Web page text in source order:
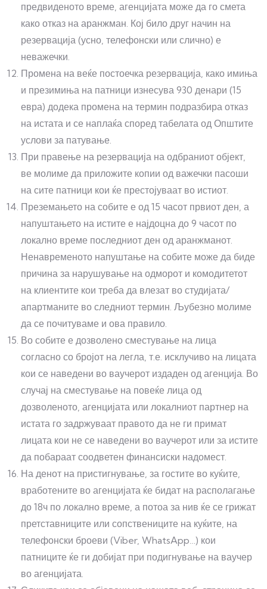
предвиденото време, агенцијата може да го смета
како отказ на аранжман. Кој било друг начин на
резервација (усно, телефонски или слично) е
неважечки.
Промена на веќе постоечка резервација, како имиња
и презимиња на патници изнесува 930 денари (15
евра) додека промена на термин подразбира отказ
на истата и се наплаќа според табелата од Општите
услови за патување.
При правење на резервација на одбраниот објект,
ве молиме да приложите копии од важечки пасоши
на сите патници кои ќе престојуваат во истиот.
Преземањето на собите е од 15 часот првиот ден, а
напуштањето на истите е најдоцна до 9 часот по
локално време последниот ден од аранжманот.
Ненавременото напуштање на собите може да биде
причина за нарушување на одморот и комодитетот
на клиентите кои треба да влезат во студијата/
апартманите во следниот термин. Љубезно молиме
да се почитуваме и ова правило.
Во собите е дозволено сместување на лица
согласно со бројот на легла, т.е. исклучиво на лицата
кои се наведени во ваучерот издаден од агенција. Во
случај на сместување на повеќе лица од
дозволеното, агенцијата или локалниот партнер на
истата го задржуваат правото да не ги примат
лицата кои не се наведени во ваучерот или за истите
да побараат соодветен финансиски надомест.
На денот на пристигнување, за гостите во куќите,
вработените во агенцијата ќе бидат на располагање
до 18ч по локално време, а потоа за нив ќе се грижат
претставниците или сопствениците на куќите, на
телефонски броеви (Viber, WhatsApp…) кои
патниците ќе ги добијат при подигнување на ваучер
во агенцијата.